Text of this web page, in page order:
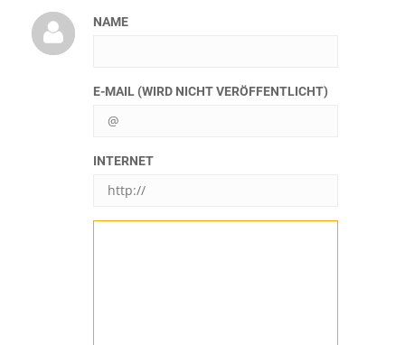
NAME
E-MAIL (WIRD NICHT VERÖFFENTLICHT)
INTERNET